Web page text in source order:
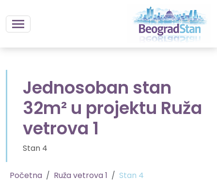
Jednosoban stan
32m² u projektu Ruža
vetrova 1
Stan 4
Početna Ruža vetrova 1 Stan 4